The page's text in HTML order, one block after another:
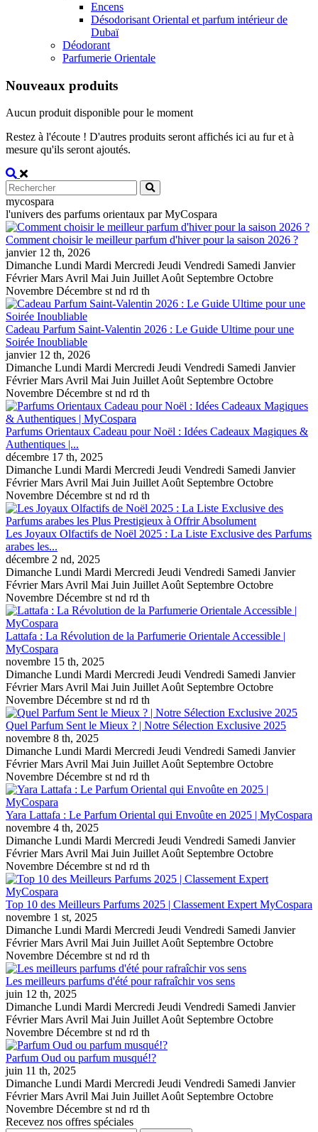
Encens
Désodorisant Oriental et parfum intérieur de
Dubaï
Déodorant
Parfumerie Orientale
Nouveaux produits
Aucun produit disponible pour le moment
Restez à l'écoute ! D'autres produits seront affichés ici au fur et à
mesure qu'ils seront ajoutés.
mycospara
l'univers des parfums orientaux par MyCospara
Comment choisir le meilleur parfum d'hiver pour la saison 2026 ?
janvier 12 th, 2026
Dimanche Lundi Mardi Mercredi Jeudi Vendredi Samedi Janvier
Février Mars Avril Mai Juin Juillet Août Septembre Octobre
Novembre Décembre st nd rd th
Cadeau Parfum Saint-Valentin 2026 : Le Guide Ultime pour une
Soirée Inoubliable
janvier 12 th, 2026
Dimanche Lundi Mardi Mercredi Jeudi Vendredi Samedi Janvier
Février Mars Avril Mai Juin Juillet Août Septembre Octobre
Novembre Décembre st nd rd th
Parfums Orientaux Cadeau pour Noël : Idées Cadeaux Magiques &
Authentiques |...
décembre 17 th, 2025
Dimanche Lundi Mardi Mercredi Jeudi Vendredi Samedi Janvier
Février Mars Avril Mai Juin Juillet Août Septembre Octobre
Novembre Décembre st nd rd th
Les Joyaux Olfactifs de Noël 2025 : La Liste Exclusive des Parfums
arabes les...
décembre 2 nd, 2025
Dimanche Lundi Mardi Mercredi Jeudi Vendredi Samedi Janvier
Février Mars Avril Mai Juin Juillet Août Septembre Octobre
Novembre Décembre st nd rd th
Lattafa : La Révolution de la Parfumerie Orientale Accessible |
MyCospara
novembre 15 th, 2025
Dimanche Lundi Mardi Mercredi Jeudi Vendredi Samedi Janvier
Février Mars Avril Mai Juin Juillet Août Septembre Octobre
Novembre Décembre st nd rd th
Quel Parfum Sent le Mieux ? | Notre Sélection Exclusive 2025
novembre 8 th, 2025
Dimanche Lundi Mardi Mercredi Jeudi Vendredi Samedi Janvier
Février Mars Avril Mai Juin Juillet Août Septembre Octobre
Novembre Décembre st nd rd th
Yara Lattafa : Le Parfum Oriental qui Envoûte en 2025 | MyCospara
novembre 4 th, 2025
Dimanche Lundi Mardi Mercredi Jeudi Vendredi Samedi Janvier
Février Mars Avril Mai Juin Juillet Août Septembre Octobre
Novembre Décembre st nd rd th
Top 10 des Meilleurs Parfums 2025 | Classement Expert MyCospara
novembre 1 st, 2025
Dimanche Lundi Mardi Mercredi Jeudi Vendredi Samedi Janvier
Février Mars Avril Mai Juin Juillet Août Septembre Octobre
Novembre Décembre st nd rd th
Les meilleurs parfums d'été pour rafraîchir vos sens
juin 12 th, 2025
Dimanche Lundi Mardi Mercredi Jeudi Vendredi Samedi Janvier
Février Mars Avril Mai Juin Juillet Août Septembre Octobre
Novembre Décembre st nd rd th
Parfum Oud ou parfum musqué!?
juin 11 th, 2025
Dimanche Lundi Mardi Mercredi Jeudi Vendredi Samedi Janvier
Février Mars Avril Mai Juin Juillet Août Septembre Octobre
Novembre Décembre st nd rd th
Recevez nos offres spéciales